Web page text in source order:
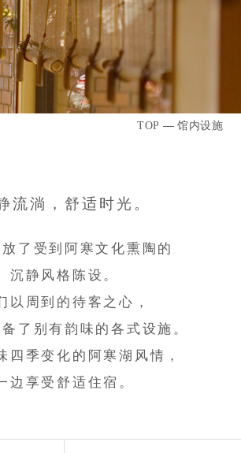
TOP 馆内设施
流淌，舒适时光。
了受到阿寒文化熏陶的
沉静风格陈设。
以周到的待客之心，
了别有韵味的各式设施。
四季变化的阿寒湖风情，
边享受舒适住宿。